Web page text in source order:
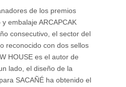
de los premios
embalaje ARCAPCAK
consecutivo, el sector del
reconocido con dos sellos
HOUSE es el autor de
lado, el diseño de la
SACAÑÉ ha obtenido el